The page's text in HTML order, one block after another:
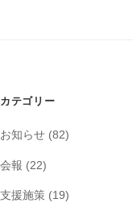
カテゴリー
お知らせ (82)
会報 (22)
支援施策 (19)